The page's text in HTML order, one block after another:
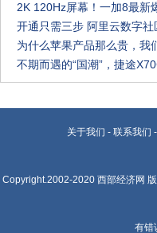
2K 120Hz屏幕！一加8最新
开通只需三步 阿里云数字社
为什么苹果产品那么贵，我
不期而遇的“国潮”，捷途
关于我们 - 联系我们 -
Copyright.2002-2020 西部经济网
有错